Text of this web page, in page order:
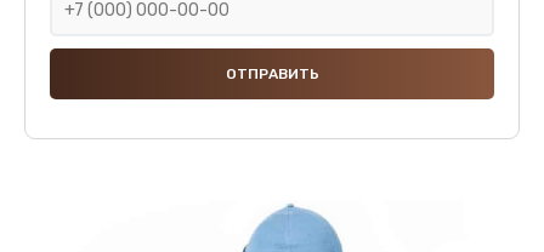
Ремонт насоса
Замена жерновов